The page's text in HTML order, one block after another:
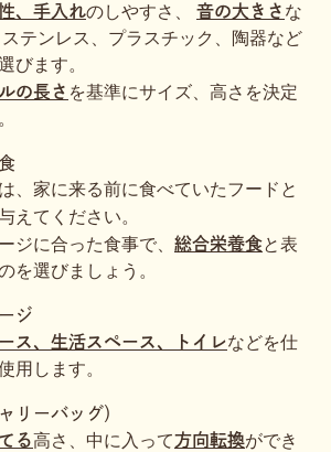
、手入れのしやすさ、 音の大きさ な
テンレス、プラスチック、陶器など
びます。
の長さ を基準にサイズ、高さを決定
、家に来る前に食べていたフードと
えてください。
ジに合った食事で、 総合栄養食と表
を選びましょう。
ジ
ス、生活スペース、トイレなどを仕
用します。
リーバッグ）
る高さ、中に入って方向転換ができ